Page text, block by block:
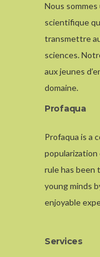
Nous
scientifique
transmettre
sciences.
aux jeunes
domaine.
Profaqua
Profaqua is a
popularization
rule has been
young minds
enjoyable
Services